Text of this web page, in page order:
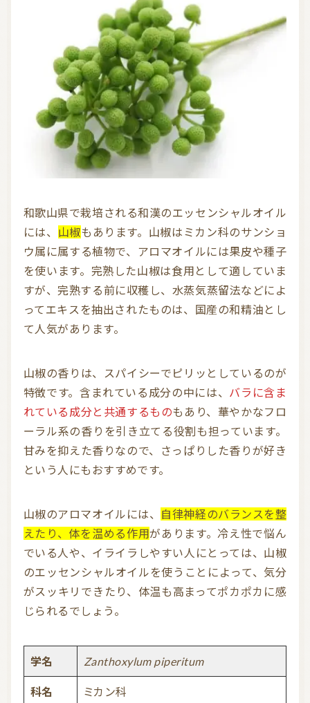
和歌山県で栽培される和漢のエッセンシャルオイル
には、 山椒もあります。山椒はミカン科のサンショ
ウ属に属する植物で、アロマオイルには果皮や種子
を使います。完熟した山椒は食用として適していま
すが、完熟する前に収穫し、水蒸気蒸留法などによ
ってエキスを抽出されたものは、国産の和精油とし
て人気があります。
山椒の香りは、スパイシーでピリッとしているのが
特徴です。含まれている成分の中には、 バラに含ま
れている成分と共通するものもあり、華やかなフロ
ーラル系の香りを引き立てる役割も担っています。
甘みを抑えた香りなので、さっぱりした香りが好き
という人にもおすすめです。
山椒のアロマオイルには、 自律神経のバランスを整
えたり、体を温める作用があります。冷え性で悩ん
でいる人や、イライラしやすい人にとっては、山椒
のエッセンシャルオイルを使うことによって、気分
がスッキリできたり、体温も高まってポカポカに感
じられるでしょう。
学名 Zanthoxylum piperitum
科名 ミカン科